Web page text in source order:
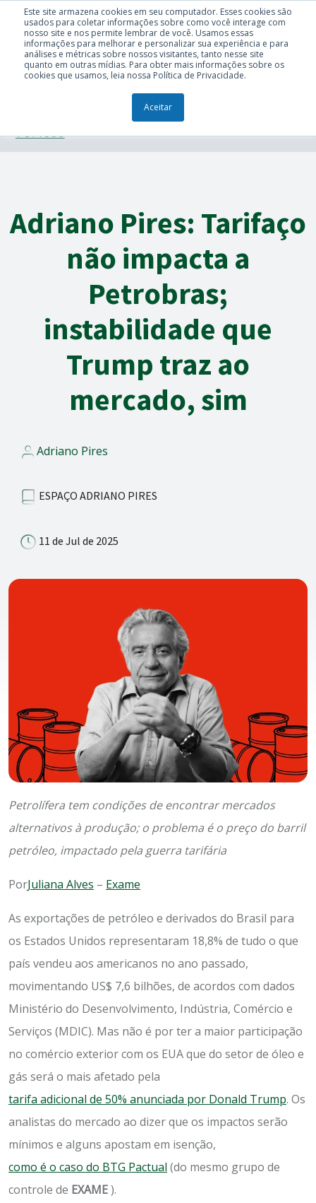
Este site armazena cookies em seu computador. Esses cookies são
usados para coletar informações sobre como você interage com
nosso site e nos permite lembrar de você. Usamos essas
informações para melhorar e personalizar sua experiência e para
análises e métricas sobre nossos visitantes, tanto nesse site
quanto em outras mídias. Para obter mais informações sobre os
cookies que usamos, leia nossa Política de Privacidade.
Aceitar
TÓPICOS
Adriano Pires: Tarifaço
não impacta a
Petrobras;
instabilidade que
Trump traz ao
mercado, sim
Adriano Pires
ESPAÇO ADRIANO PIRES
11 de Jul de 2025
Petrolífera tem condições de encontrar mercados
alternativos à produção; o problema é o preço do barril
petróleo, impactado pela guerra tarifária
PorJuliana Alves – Exame
As exportações de petróleo e derivados do Brasil para
os Estados Unidos representaram 18,8% de tudo o que
país vendeu aos americanos no ano passado,
movimentando US$ 7,6 bilhões, de acordos com dados
Ministério do Desenvolvimento, Indústria, Comércio e
Serviços (MDIC). Mas não é por ter a maior participação
no comércio exterior com os EUA que do setor de óleo e
gás será o mais afetado pela
tarifa adicional de 50% anunciada por Donald Trump. Os
analistas do mercado ao dizer que os impactos serão
mínimos e alguns apostam em isenção,
como é o caso do BTG Pactual (do mesmo grupo de
controle de EXAME).